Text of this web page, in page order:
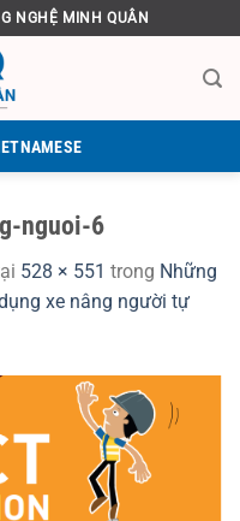
NGHỆ MINH QUÂN
nguoi-6
528 × 551 trong Những
xe nâng người tự